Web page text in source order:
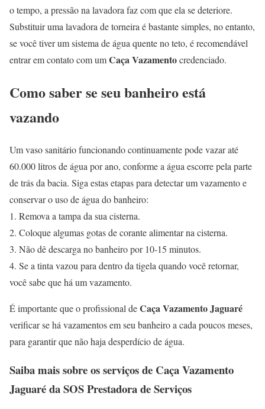
o tempo, a pressão na lavadora faz com que ela se deteriore.
Substituir uma lavadora de torneira é bastante simples, no entanto,
se você tiver um sistema de água quente no teto, é recomendável
entrar em contato com umCaça Vazamentocredenciado.
Como saber se seu banheiro está
vazando
Um vaso sanitário funcionando continuamente pode vazar até
60.000 litros de água por ano, conforme a água escorre pela parte
de trás da bacia. Siga estas etapas para detectar um vazamento e
conservar o uso de água do banheiro:
1. Remova a tampa da sua cisterna.
2. Coloque algumas gotas de corante alimentar na cisterna.
3. Não dê descarga no banheiro por 10-15 minutos.
4. Se a tinta vazou para dentro da tigela quando você retornar,
você sabe que há um vazamento.
É importante que o profissional deCaça Vazamento Jaguaré
verificar se há vazamentos em seu banheiro a cada poucos meses,
para garantir que não haja desperdício de água.
Saiba mais sobre os serviços de Caça Vazamento
Jaguaréda SOS Prestadora de Serviços